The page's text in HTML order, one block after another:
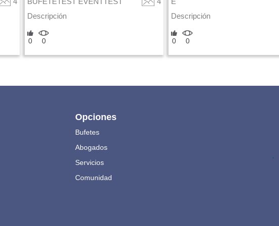
Descripción
0 0
Descripción
0 0
Opciones
Bufetes
Abogados
Servicios
Comunidad
.